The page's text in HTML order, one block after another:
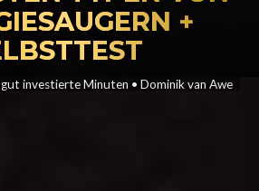
+
investierte Minuten • Dominik van Awe